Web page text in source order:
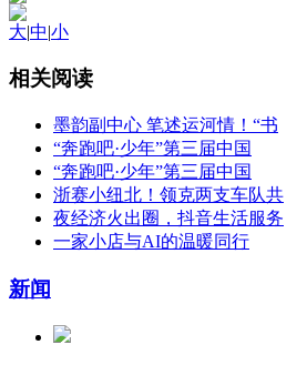
大|中|小
相关阅读
墨韵副中心 笔述运河情！“书
“奔跑吧·少年”第三届中国
“奔跑吧·少年”第三届中国
浙赛小纽北！领克两支车队共
夜经济火出圈，抖音生活服务
一家小店与AI的温暖同行
新闻